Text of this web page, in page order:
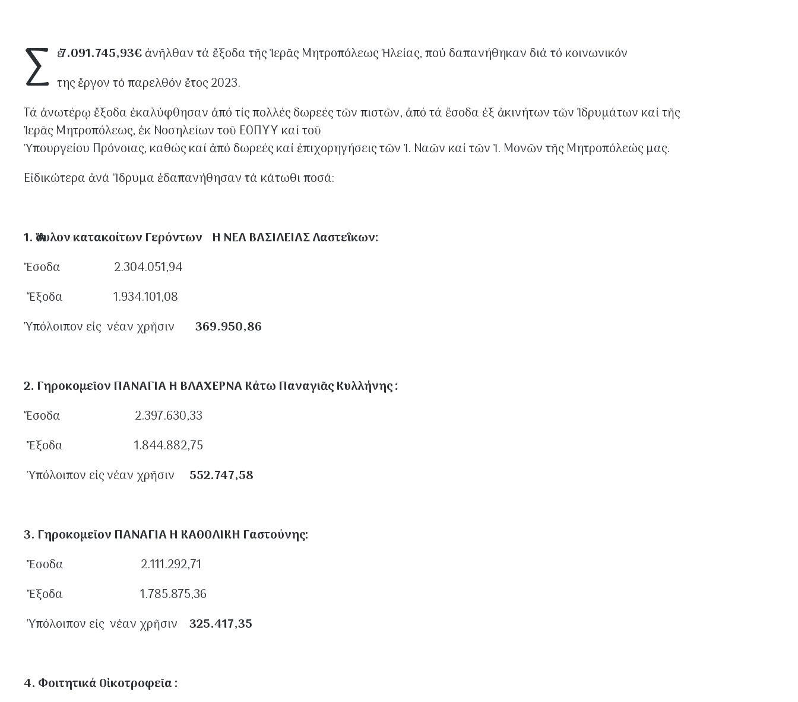
Σ έ7.091.745,93€ἀνῆλθαν τά ἔξοδα τῆς Ἱερᾶς Μητροπόλεως Ἠλείας, πού δαπανήθηκαν διά τό κοινωνικόν
της ἔργον τό παρελθόν ἔτος 2023.
Τά ἀνωτέρῳ ἔξοδα ἐκαλύφθησαν ἀπό τίς πολλές δωρεές τῶν πιστῶν, ἀπό τά ἔσοδα ἐξ ἀκινήτων τῶν Ἱδρυμάτων καί τῆς
Ἱερᾶς Μητροπόλεως, ἐκ Νοσηλείων τοῦ ΕΟΠΥΥ καί τοῦ
Ὑπουργείου Πρόνοιας, καθώς καί ἀπό δωρεές καί ἐπιχορηγήσεις τῶν Ἱ. Ναῶν καί τῶν Ἱ. Μονῶν τῆς Μητροπόλεώς μας.
Εἰδικώτερα ἀνά Ἵδρυμα ἐδαπανήθησαν τά κάτωθι ποσά:
1. Ἄσυλον κατακοίτων Γερόντων Η ΝΕΑ ΒΑΣΙΛΕΙΑΣ Λαστεΐκων:
Ἔσοδα 2.304.051,94
Ἔξοδα 1.934.101,08
Ὑπόλοιπον εἰς νέαν χρῆσιν 369.950,86
2. Γηροκομεῖον ΠΑΝΑΓΙΑ Η ΒΛΑΧΕΡΝΑ Κάτω Παναγιᾶς Κυλλήνης :
Ἔσοδα 2.397.630,33
Ἔξοδα 1.844.882,75
Ὑπόλοιπον εἰς νέαν χρῆσιν 552.747,58
3. Γηροκομεῖον ΠΑΝΑΓΙΑ Η ΚΑΘΟΛΙΚΗ Γαστούνης:
Ἔσοδα 2.111.292,71
Ἔξοδα 1.785.875,36
Ὑπόλοιπον εἰς νέαν χρῆσιν 325.417,35
4. Φοιτητικά Οἰκοτροφεῖα :